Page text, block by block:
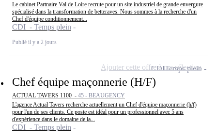
Le cabinet Partnaire Val de Loire recrute pour un site industriel de grande envergure
spécialisé dans la transformation de betteraves. Nous sommes à la recherche d'un
Chef d'équipe conditionnement...
CDI - Temps plein
Publié il y a 2 jours
Chef équipe maçonnerie (H/F)
ACTUAL TAVERS 1100 - 45 - BEAUGENCY
L'agence Actual Tavers recherche actuellement un Chef d'équipe maçonnerie (h/f)
pour l'un de ses clients. Ce poste est idéal pour un professionnel avec 5 ans
d'expérience dans le domaine de la...
CDI - Temps plein
CDITemps plein
Ajouter cette offre à ma sélection